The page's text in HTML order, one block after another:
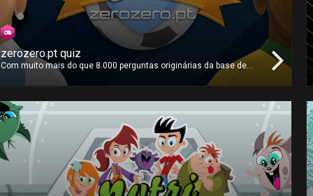
zerozero.pt quiz
Com muito mais do que 8.000 perguntas originárias da base de
dados massiva da zerozero.pt, este é o
sobre futebol mais
maior e melhor competição sobre o desporto rei!